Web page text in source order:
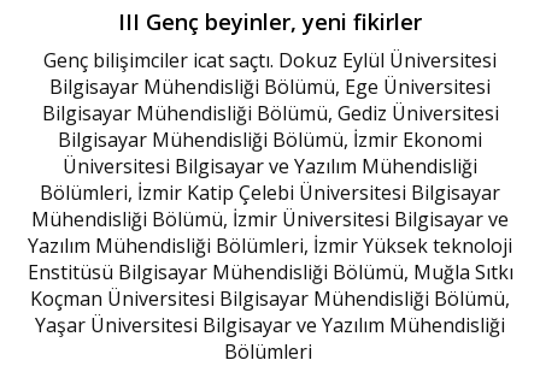
III Genç beyinler, yeni fikirler
Genç bilişimciler icat saçtı. Dokuz Eylül Üniversitesi
Bilgisayar Mühendisliği Bölümü, Ege Üniversitesi
Bilgisayar Mühendisliği Bölümü, Gediz Üniversitesi
Bilgisayar Mühendisliği Bölümü, İzmir Ekonomi
Üniversitesi Bilgisayar ve Yazılım Mühendisliği
Bölümleri, İzmir Katip Çelebi Üniversitesi Bilgisayar
Mühendisliği Bölümü, İzmir Üniversitesi Bilgisayar ve
Yazılım Mühendisliği Bölümleri, İzmir Yüksek teknoloji
Enstitüsü Bilgisayar Mühendisliği Bölümü, Muğla Sıtkı
Koçman Üniversitesi Bilgisayar Mühendisliği Bölümü,
Yaşar Üniversitesi Bilgisayar ve Yazılım Mühendisliği
Bölümleri